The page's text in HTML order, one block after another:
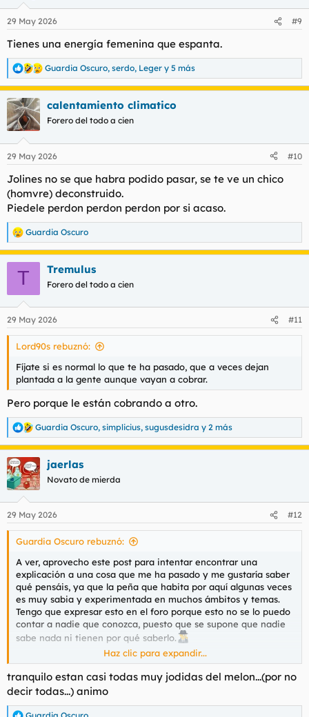
e
s
29 May 2026 #9
Tienes una energía femenina que espanta.
R
e
a
c
c
i
e
:
Guardia Oscuro, serdo, Leger y 5 más
calentamiento climatico
Forero del todo a cien
29 May 2026 #10
Jolines no se que habra podido pasar, se te ve un chico
(homvre) deconstruido.
Piedele perdon perdon perdon por si acaso.
R
e
a
e
s
Guardia Oscuro
T Tremulus
Forero del todo a cien
29 May 2026 #11
Lord90s rebuznó:
Fíjate si es normal lo que te ha pasado, que a veces dejan
plantada a la gente aunque vayan a cobrar.
Pero porque le están cobrando a otro.
R
e
a
c
c
i
e
s
Guardia Oscuro, simplicius, sugusdesidra y 2 más
jaerlas
Novato de mierda
29 May 2026 #12
Guardia Oscuro rebuznó:
A ver, aprovecho este post para intentar encontrar una
explicación a una cosa que me ha pasado y me gustaría saber
qué pensáis, ya que la peña que habita por aquí algunas veces
es muy sabia y experimentada en muchos ámbitos y temas.
Tengo que expresar esto en el foro porque esto no se lo puedo
contar a nadie que conozca, puesto que se supone que nadie
sabe nada ni tienen por qué saberlo.
La cosa es que había quedado tal día con una chica, y ese
mismo día ella no pudo porque estaba ocupada con unos
asuntos personales, entonces después de comunicarnos
decidimos quedar al día siguiente en tal lugar y tal hora.
Haz clic para expandir...
tranquilo estan casi todas muy jodidas del melon...(por no
decir todas...) animo
Guardia Oscuro